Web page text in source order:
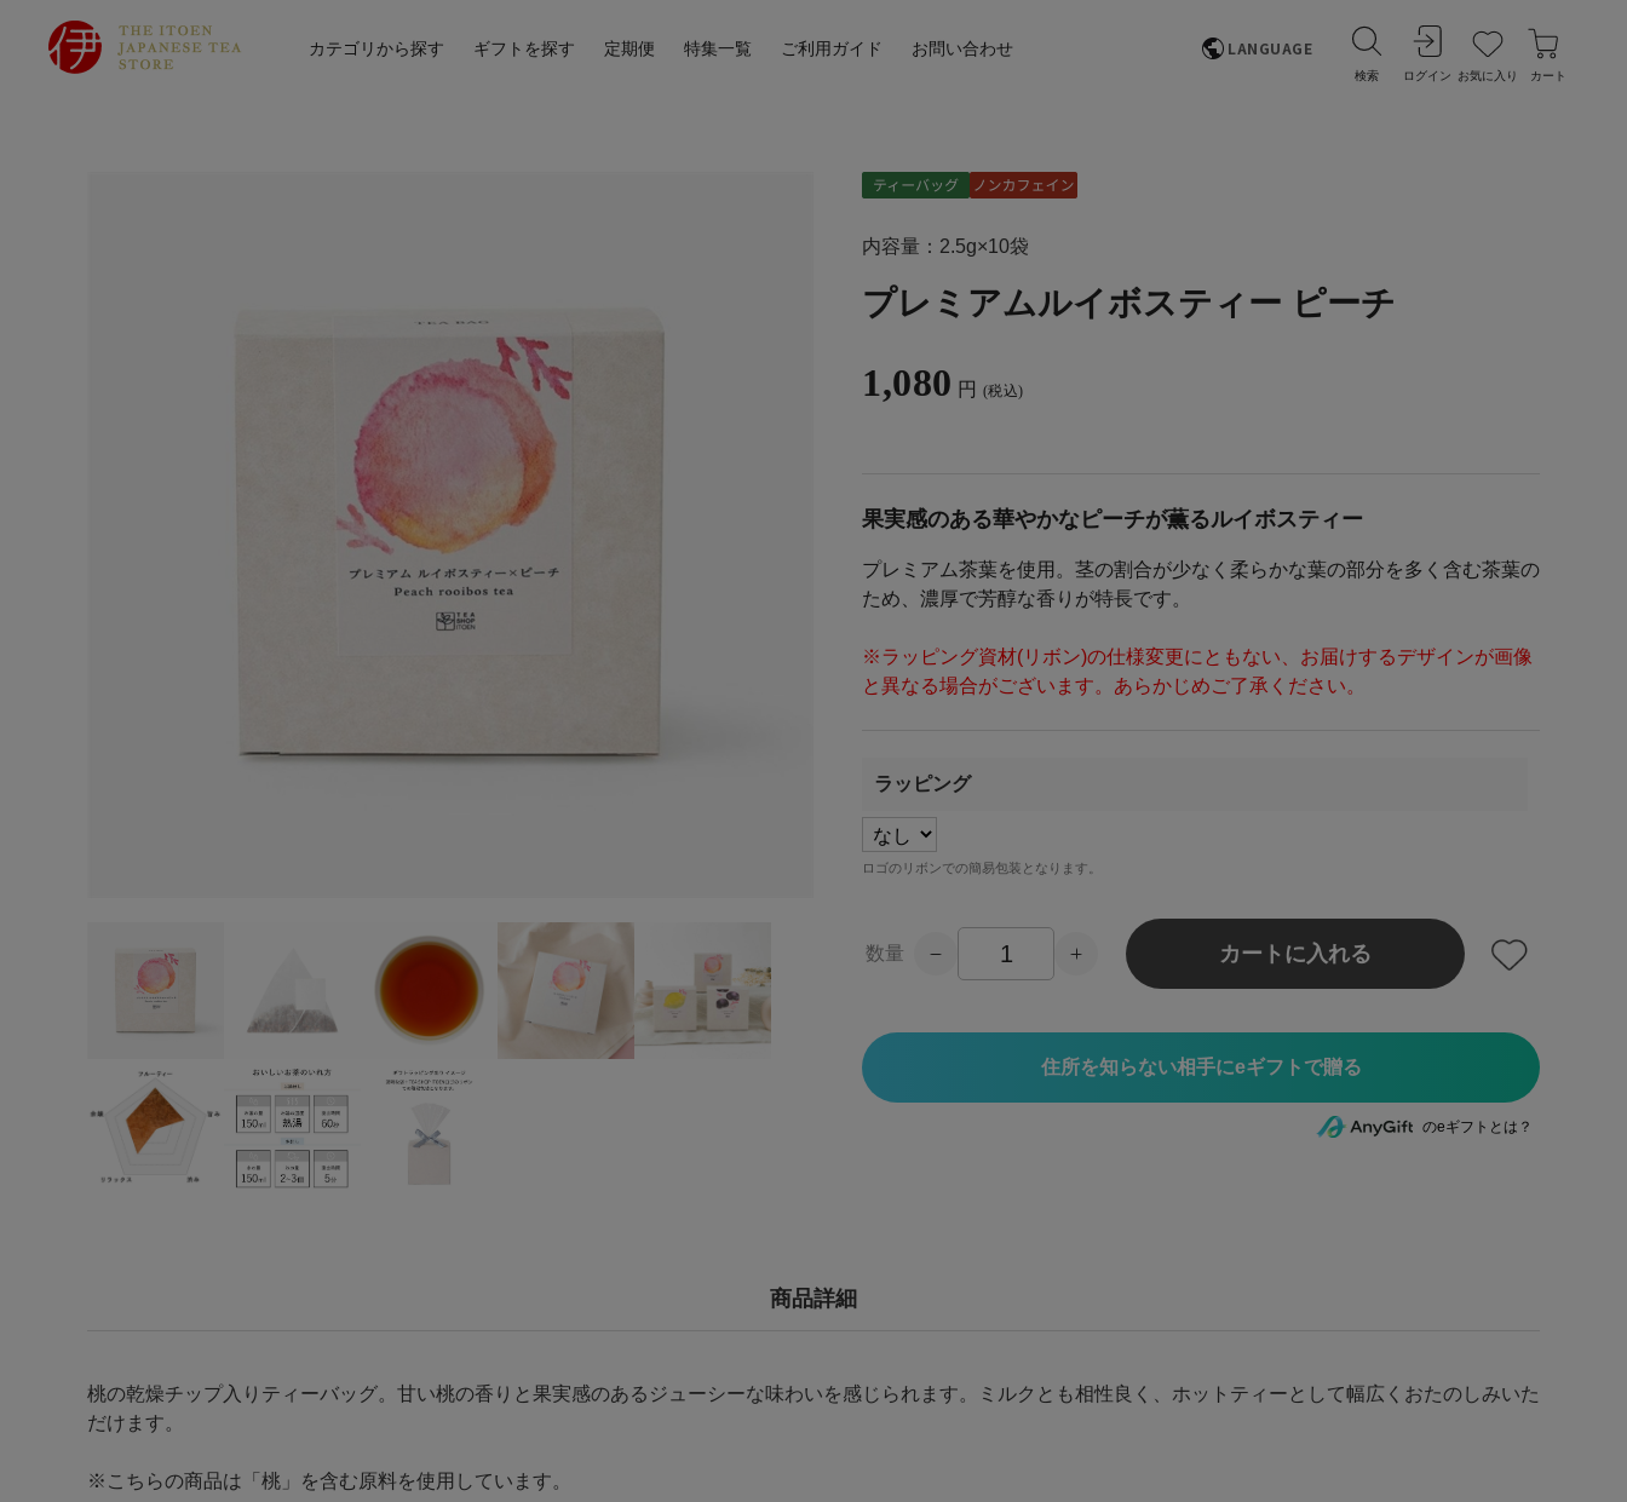
カテゴリから探す ギフトを探す 定期便 特集一覧 ご利用ガイド お問い合わせ LANGUAGE
検索 ログイン お気に入り カート
内容量：2.5g×10袋
プレミアムルイボスティー ピーチ
1,080 円 (税込)
ラッピング
ロゴのリボンでの簡易包装となります。
果実感のある華やかなピーチが薫るルイボスティー
プレミアム茶葉を使用。茎の割合が少なく柔らかな葉の部分を多く含む茶葉の
ため、濃厚で芳醇な香りが特長です。
※ラッピング資材(リボン)の仕様変更にともない、お届けするデザインが画像
と異なる場合がございます。あらかじめご了承ください。
数量 カートに入れる
住所を知らない相手にeギフトで贈る
のeギフトとは？
商品詳細
桃の乾燥チップ入りティーバッグ。甘い桃の香りと果実感のあるジューシーな味わいを感じられます。ミルクとも相性良く、ホットティーとして幅広くおたのしみいた
だけます。
※こちらの商品は「桃」を含む原料を使用しています。